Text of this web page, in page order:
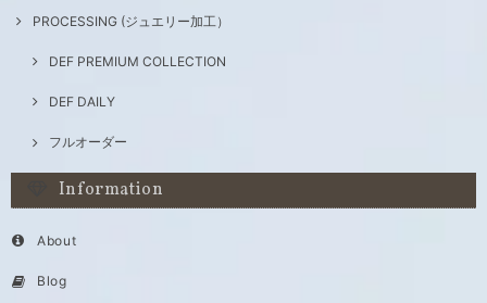
PROCESSING (ジュエリー加工）
DEF PREMIUM COLLECTION
DEF DAILY
フルオーダー
Information
About
Blog